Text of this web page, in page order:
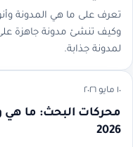
تعرف على ما هي المدونة
وكيف تنشئ مدونة جاهزة
لمدونة جذابة.
١٠ مايو ٢٠٢٦
محركات البحث: ما هي
2026